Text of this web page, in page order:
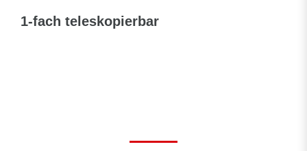
1-fach teleskopierbar